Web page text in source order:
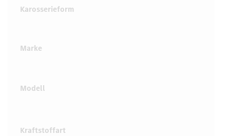
Karosserieform
Marke
Modell
Kraftstoffart